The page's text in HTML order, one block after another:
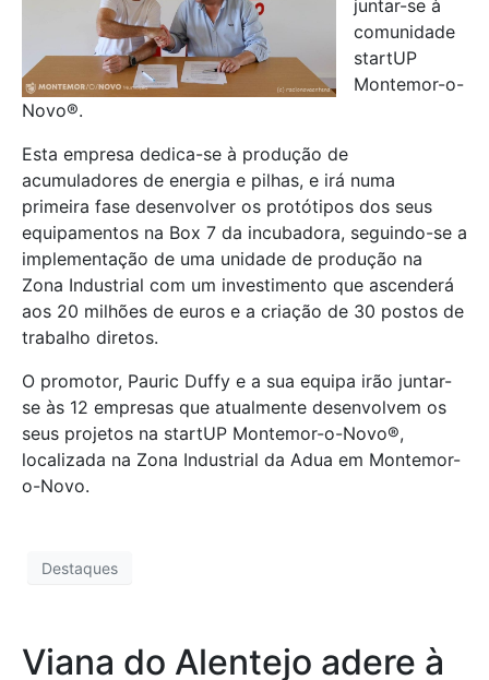
juntar-se à
comunidade
startUP
Montemor-o-
Novo®.
Esta empresa dedica-se à produção de
acumuladores de energia e pilhas, e irá numa
primeira fase desenvolver os protótipos dos seus
equipamentos na Box 7 da incubadora, seguindo-se a
implementação de uma unidade de produção na
Zona Industrial com um investimento que ascenderá
aos 20 milhões de euros e a criação de 30 postos de
trabalho diretos.
O promotor, Pauric Duffy e a sua equipa irão juntar-
se às 12 empresas que atualmente desenvolvem os
seus projetos na startUP Montemor-o-Novo®,
localizada na Zona Industrial da Adua em Montemor-
o-Novo.
Destaques
Viana do Alentejo adere à